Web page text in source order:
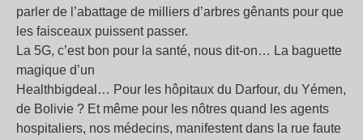
parler de l’abattage de milliers d’arbres gênants pour que
les faisceaux puissent passer.
La 5G, c’est bon pour la santé, nous dit-on… La baguette
magique d’un
Healthbigdeal… Pour les hôpitaux du Darfour, du Yémen,
de Bolivie ? Et même pour les nôtres quand les agents
hospitaliers, nos médecins, manifestent dans la rue faute